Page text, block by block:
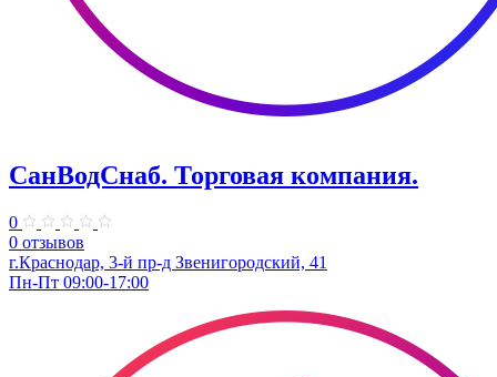
СанВодСнаб. Торговая компания.
0
0 отзывов
г.Краснодар, 3-й пр-д Звенигородский, 41
Пн-Пт 09:00-17:00